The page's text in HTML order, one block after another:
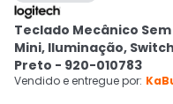
 Cupons
Mais Vendidos
Teclado Mecânico
Mini, Iluminação,
Preto - 920-010783
Vendido e entregue por: